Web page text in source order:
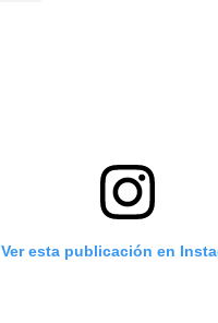
Ver esta publicación en